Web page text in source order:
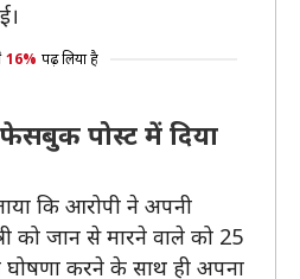
16% पढ़ लिया है
पोस्ट में दिया
कि आरोपी ने अपनी
को जान से मारने वाले को 25
करने के साथ ही अपना